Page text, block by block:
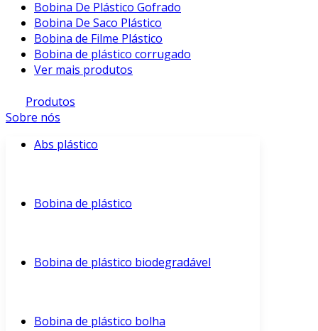
Bobina De Plástico Gofrado
Bobina De Saco Plástico
Bobina de Filme Plástico
Bobina de plástico corrugado
Ver mais produtos
Produtos
Sobre nós
Abs plástico
Bobina de plástico
Bobina de plástico biodegradável
Bobina de plástico bolha